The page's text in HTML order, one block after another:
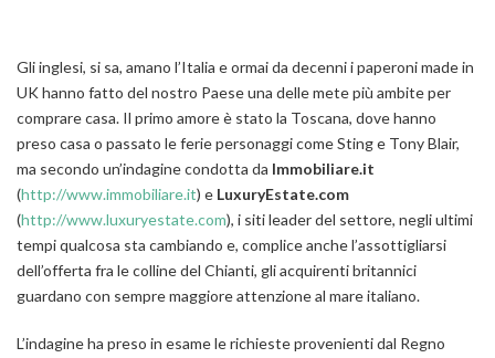
Gli inglesi, si sa, amano l’Italia e ormai da decenni i paperoni made in
UK hanno fatto del nostro Paese una delle mete più ambite per
comprare casa. Il primo amore è stato la Toscana, dove hanno
preso casa o passato le ferie personaggi come Sting e Tony Blair,
ma secondo un’indagine condotta da Immobiliare.it
(http://www.immobiliare.it) e LuxuryEstate.com
(http://www.luxuryestate.com), i siti leader del settore, negli ultimi
tempi qualcosa sta cambiando e, complice anche l’assottigliarsi
dell’offerta fra le colline del Chianti, gli acquirenti britannici
guardano con sempre maggiore attenzione al mare italiano.
L’indagine ha preso in esame le richieste provenienti dal Regno